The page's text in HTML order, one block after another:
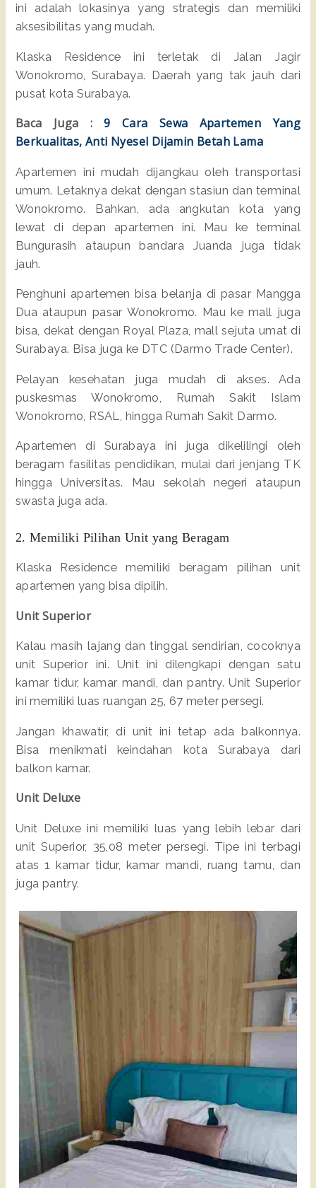
ini adalah lokasinya yang strategis dan memiliki
aksesibilitas yang mudah.
Klaska Residence ini terletak di Jalan Jagir
Wonokromo, Surabaya. Daerah yang tak jauh dari
pusat kota Surabaya.
Baca Juga :9 Cara Sewa Apartemen Yang
Berkualitas, Anti Nyesel Dijamin Betah Lama
Apartemen ini mudah dijangkau oleh transportasi
umum. Letaknya dekat dengan stasiun dan terminal
Wonokromo. Bahkan, ada angkutan kota yang
lewat di depan apartemen ini. Mau ke terminal
Bungurasih ataupun bandara Juanda juga tidak
jauh.
Penghuni apartemen bisa belanja di pasar Mangga
Dua ataupun pasar Wonokromo. Mau ke mall juga
bisa, dekat dengan Royal Plaza, mall sejuta umat di
Surabaya. Bisa juga ke DTC (Darmo Trade Center).
Pelayan kesehatan juga mudah di akses. Ada
puskesmas Wonokromo, Rumah Sakit Islam
Wonokromo, RSAL, hingga Rumah Sakit Darmo.
Apartemen di Surabaya ini juga dikelilingi oleh
beragam fasilitas pendidikan, mulai dari jenjang TK
hingga Universitas. Mau sekolah negeri ataupun
swasta juga ada.
2. Memiliki Pilihan Unit yang Beragam
Klaska Residence memiliki beragam pilihan unit
apartemen yang bisa dipilih.
Unit Superior
Kalau masih lajang dan tinggal sendirian, cocoknya
unit Superior ini. Unit ini dilengkapi dengan satu
kamar tidur, kamar mandi, dan pantry. Unit Superior
ini memiliki luas ruangan 25, 67 meter persegi.
Jangan khawatir, di unit ini tetap ada balkonnya.
Bisa menikmati keindahan kota Surabaya dari
balkon kamar.
Unit Deluxe
Unit Deluxe ini memiliki luas yang lebih lebar dari
unit Superior, 35,08 meter persegi. Tipe ini terbagi
atas 1 kamar tidur, kamar mandi, ruang tamu, dan
juga pantry.